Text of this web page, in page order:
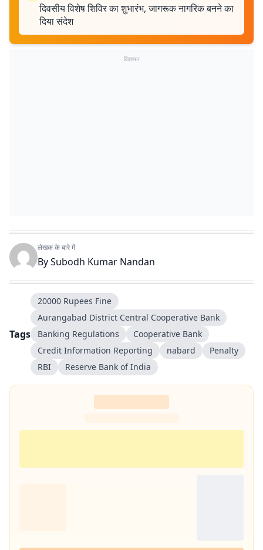
दिवसीय विशेष शिविर का शुभारंभ, जागरूक नागरिक बनने का
दिया संदेश
विज्ञापन
लेखक के बारे में
BySubodh Kumar Nandan
Tags
20000 Rupees Fine
Aurangabad District Central Cooperative Bank
Banking Regulations
Cooperative Bank
Credit Information Reporting
nabard
Penalty
RBI
Reserve Bank of India